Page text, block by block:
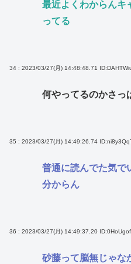
最近よくわからんキ
ってる
34 : 2023/03/27(月) 14:48:48.71
何やってるのかさ
35 : 2023/03/27(月) 14:49:26.74
普通に読んでた気で
分からん
36 : 2023/03/27(月) 14:49:37.20
砂藤って脳無じゃ